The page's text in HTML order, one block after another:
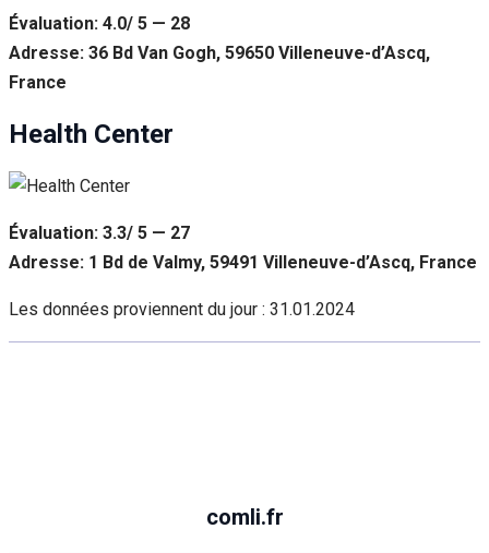
Évaluation: 4.0/ 5 — 28
Adresse: 36 Bd Van Gogh, 59650 Villeneuve-d’Ascq,
France
Health Center
Évaluation: 3.3/ 5 — 27
Adresse: 1 Bd de Valmy, 59491 Villeneuve-d’Ascq, France
Les données proviennent du jour : 31.01.2024
comli.fr